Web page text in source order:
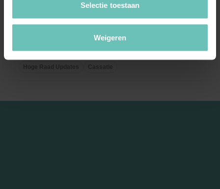
Selectie toestaan
Weigeren
(ECLI:NL:HR:2018:914, 15 juni 2018, nr.
17/01280)
Arbitrage. Verzoek tot vernietiging arbitraal
vonnis wegens gestelde partijdigheid arbiter. ...
Hoge Raad Updates